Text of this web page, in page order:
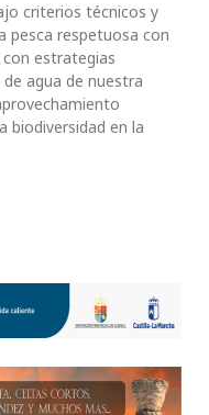
criterios técnicos y
pesca respetuosa con
estrategias
agua de nuestra
biodiversidad en la